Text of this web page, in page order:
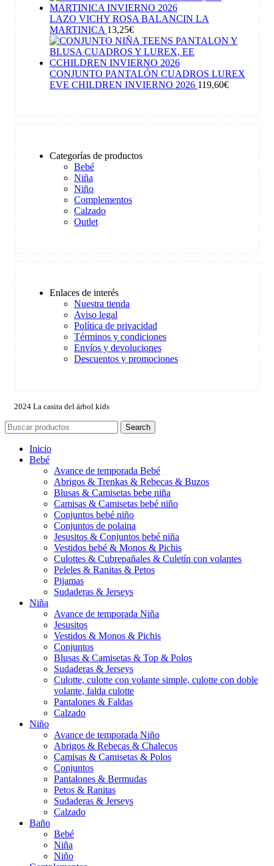
LAZO VICHY ROSA BALANCIN LA
MARTINICA 13,25€
CONJUNTO PANTALÓN CUADROS LUREX
EVE CHILDREN INVIERNO 2026 119,60€
Categorías de productos
Bebé
Niña
Niño
Complementos
Calzado
Outlet
Enlaces de interés
Nuestra tienda
Aviso legal
Política de privacidad
Términos y condiciones
Envíos y devoluciones
Descuentos y promociones
2024 La casita del árbol kids
Search
Inicio
Bebé
Avance de temporada Bebé
Abrigos & Trenkas & Rebecas & Buzos
Blusas & Camisetas bebe niña
Camisas & Camisetas bebé niño
Conjuntos bebé niño
Conjuntos de polaina
Jesusitos & Conjuntos bebé niña
Vestidos bebé & Monos & Pichis
Culottes & Cubrepañales & Culetín con volantes
Peleles & Ranitas & Petos
Pijamas
Sudaderas & Jerseys
Niña
Avance de temporada Niña
Jesusitos
Vestidos & Monos & Pichis
Conjuntos
Blusas & Camisetas & Top & Polos
Sudaderas & Jerseys
Culotte, culotte con volante simple, culotte con doble
volante, falda culotte
Pantalones & Faldas
Calzado
Niño
Avance de temporada Niño
Abrigos & Rebecas & Chalecos
Camisas & Camisetas & Polos
Conjuntos
Pantalones & Bermudas
Petos & Ranitas
Sudaderas & Jerseys
Calzado
Baño
Bebé
Niña
Niño